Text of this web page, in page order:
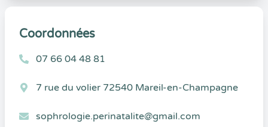
Coordonnées
07 66 04 48 81
7 rue du volier 72540 Mareil-en-Champagne
sophrologie.perinatalite@gmail.com